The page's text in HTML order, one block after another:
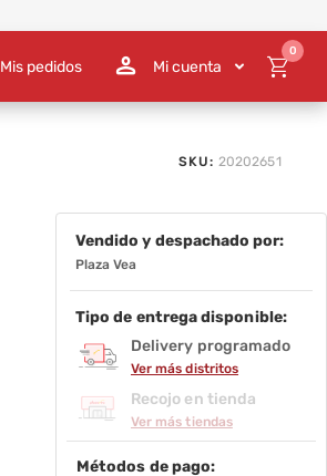
Mis pedidos Mi cuenta
0
SKU: 20202651
Vendido y despachado por:
Plaza Vea
Tipo de entrega disponible:
Delivery programado
Ver más distritos
Recojo en tienda
Ver más tiendas
Métodos de pago: